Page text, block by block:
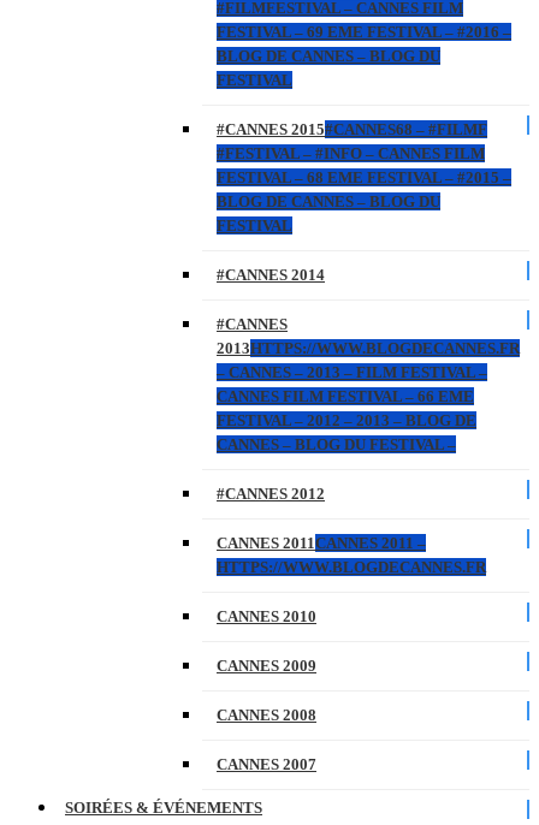
#FILMFESTIVAL – CANNES FILM
FESTIVAL – 69 EME FESTIVAL – #2016 –
BLOG DE CANNES – BLOG DU
FESTIVAL
#CANNES 2015#CANNES68 – #FILMF
#FESTIVAL – #INFO – CANNES FILM
FESTIVAL – 68 EME FESTIVAL – #2015 –
BLOG DE CANNES – BLOG DU
FESTIVAL
#CANNES 2014
#CANNES
2013HTTPS://WWW.BLOGDECANNES.FR
– CANNES – 2013 – FILM FESTIVAL –
CANNES FILM FESTIVAL – 66 EME
FESTIVAL – 2012 – 2013 – BLOG DE
CANNES – BLOG DU FESTIVAL –
#CANNES 2012
CANNES 2011CANNES 2011 –
HTTPS://WWW.BLOGDECANNES.FR
CANNES 2010
CANNES 2009
CANNES 2008
CANNES 2007
SOIRÉES & ÉVÉNEMENTS